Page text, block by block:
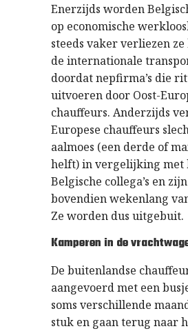
Enerzijds worden
op economische
steeds vaker verliezen
de internationale
doordat nepfirma’s die
uitvoeren door Oost-
chauffeurs. Anderzijds
Europese chauffeurs
aalmoes (een derde of
helft) in vergelijking met
Belgische collega’s en
bovendien wekenlang
Ze worden dus uitgebuit.
Kamperen in de
De buitenlandse
aangevoerd met een
soms verschillende
stuk en gaan terug naar